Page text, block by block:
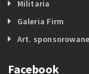
Militaria
Galeria Firm
Art. sponsorowane
Facebook